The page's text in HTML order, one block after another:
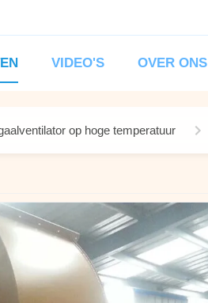
VIDEO'S OVER ONS
op hoge temperatuur